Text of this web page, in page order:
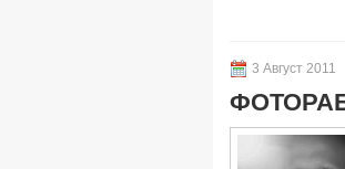
3 Август 2011